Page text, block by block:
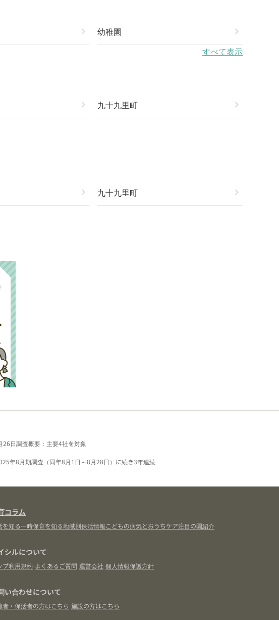
chevron_right 幼稚園 chevron_right
すべて表示
chevron_right 九十九里町 chevron_right
chevron_right 九十九里町 chevron_right
26日調査概要：主要4社を対象
年8月期調査（同年8月1日～8月28日）に続き3年連続
コラム
を知る一時保育を知る地域別保活情報こどもの病気とおうちケア注目の園紹介
シルについて
プ利用規約 よくあるご質問 運営会社 個人情報保護方針
い合わせについて
者・保活者の方はこちら 施設の方はこちら